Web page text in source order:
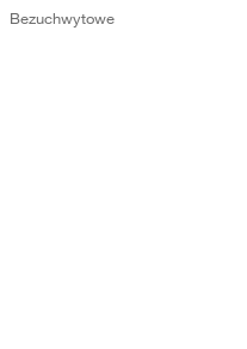
Bezuchwytowe